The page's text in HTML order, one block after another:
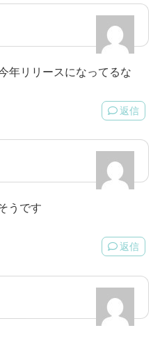
年リリースになってるな
返信
うです
返信